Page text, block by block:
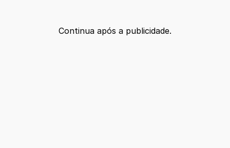
Continua após a publicidade.